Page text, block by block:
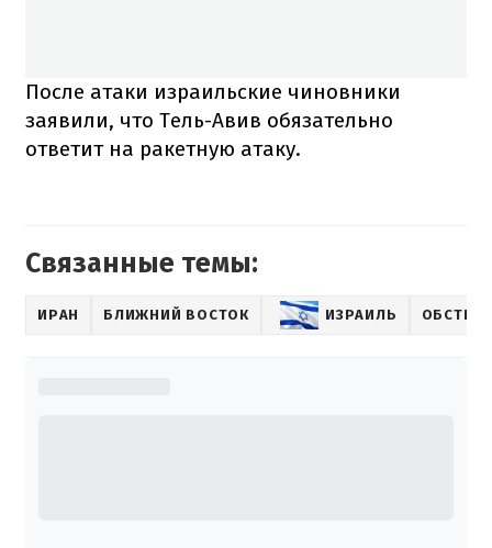
После атаки израильские чиновники
заявили, что Тель-Авив обязательно
ответит на ракетную атаку.
Связанные темы:
ИРАН БЛИЖНИЙ ВОСТОК ИЗРАИЛЬ